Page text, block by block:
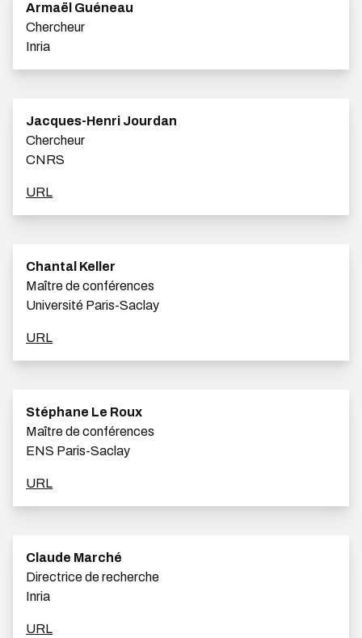
Armaël Guéneau
Chercheur
Inria
Jacques-Henri Jourdan
Chercheur
CNRS
URL
Chantal Keller
Maître de conférences
Université Paris-Saclay
URL
Stéphane Le Roux
Maître de conférences
ENS Paris-Saclay
URL
Claude Marché
Directrice de recherche
Inria
URL